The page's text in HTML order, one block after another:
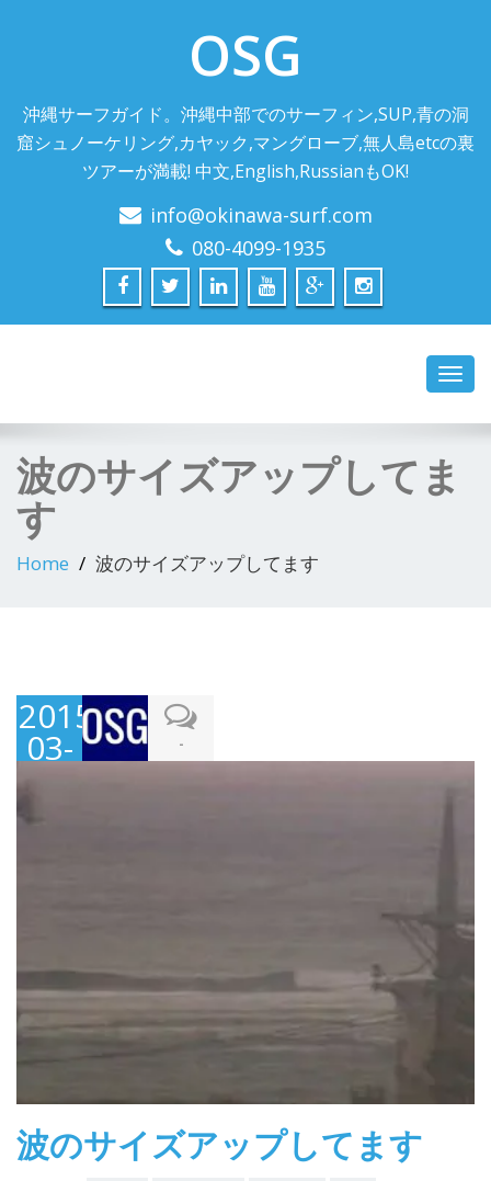
OSG
沖縄サーフガイド。沖縄中部でのサーフィン,SUP,青の洞
窟シュノーケリング,カヤック,マングローブ,無人島etcの裏
ツアーが満載! 中文,English,RussianもOK!
info@okinawa-surf.com
080-4099-1935
波のサイズアップしてま
す
Home 波のサイズアップしてます
2015-
03-
19
-
波のサイズアップしてます